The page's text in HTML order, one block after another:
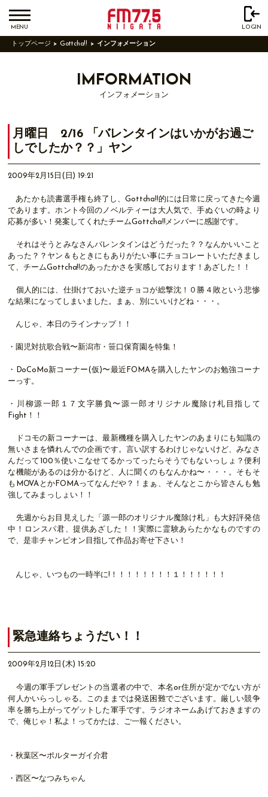
MENU LOGIN
トップページ Gottcha!! インフォメーション
IMFORMATION
インフォメーション
月曜日 2/16 「バレンタインはいかがお過ご
しでしたか？？」ヤン
2009年2月15日(日) 19:21
あたかも読書選手権も終了し、Gottcha!!的には日常に戻ってきた今週
であります。ホント今回のノベルティーは大人気で、手ぬぐいの時より
応募が多い！発案してくれたチームGottcha!!メンバーに感謝です。
それはそうとみなさんバレンタインはどうだった？？なんかいいこと
あった？？ヤン＆もときにもありがたい事にチョコレートいただきまし
て、チームGottcha!!のあったかさを実感しております！あざした！！
個人的には、仕掛けておいた逆チョコが総撃沈！０勝４敗という悲惨
な結果になってしまいました。まぁ、別にいいけどね・・・。
んじゃ、本日のラインナップ！！
・園児対抗歌合戦〜新潟市・笹口保育園を特集！
・DoCoMo新コーナー(仮)〜最近FOMAを購入したヤンのお勉強コーナ
ーっす。
・川柳源一郎１７文字勝負〜源一郎オリジナル魔除け札目指して
Fight！！
ドコモの新コーナーは、最新機種を購入したヤンのあまりにも知識の
無いさまを憐れんでの企画です。言い訳するわけじゃないけど、みなさ
んだって100％使いこなせてるかってったらそうでもないっしょ？便利
な機能があるのは分かるけど、人に聞くのもなんかね〜・・・。そもそ
もMOVAとかFOMAってなんだや？！まぁ、そんなとこから皆さんも勉
強してみまっしょい！！
先週からお目見えした「源一郎のオリジナル魔除け札」も大好評発信
中！ロンスパ君、提供あざした！！実際に霊験あらたかなものですの
で、是非チャンピオン目指して作品お寄せ下さい！
んじゃ、いつもの一時半に!！！！！！！！！１！！！！！！
緊急連絡ちょうだい！！
2009年2月12日(木) 15:20
今週の軍手プレゼントの当選者の中で、本名or住所が定かでない方が
何人かいらっしゃる。このままでは発送困難でございます。厳しい競争
率を勝ち上がってゲットした軍手です。ラジオネームあげておきますの
で、俺じゃ！私よ！ってかたは、ご一報ください。
・秋葉区〜ポルターガイ介君
・西区〜なつみちゃん